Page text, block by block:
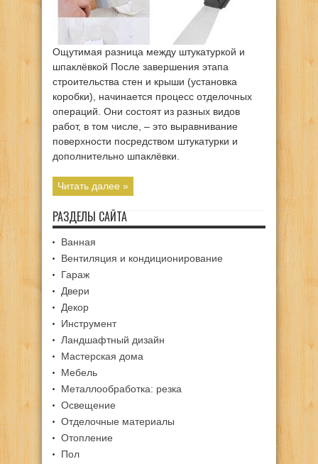
Ощутимая разница между штукатуркой и
шпаклёвкой После завершения этапа
строительства стен и крыши (установка
коробки), начинается процесс отделочных
операций. Они состоят из разных видов
работ, в том числе, – это выравнивание
поверхности посредством штукатурки и
дополнительно шпаклёвки.
Читать далее »
РАЗДЕЛЫ САЙТА
Ванная
Вентиляция и кондиционирование
Гараж
Двери
Декор
Инструмент
Ландшафтный дизайн
Мастерская дома
Мебель
Металлообработка: резка
Освещение
Отделочные материалы
Отопление
Пол